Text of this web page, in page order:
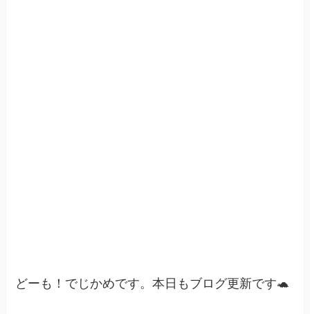
どーも！でじかめです。本日もブログ更新です🐢